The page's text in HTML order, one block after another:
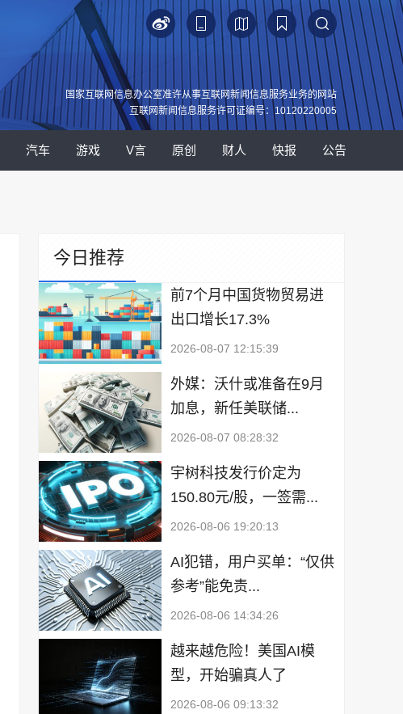
国家互联网信息办公室准许从事互联网新闻信息服务业务的网站
互联网新闻信息服务许可证编号：10120220005
汽车 游戏 V言 原创 财人 快报 公告
今日推荐
前7个月中国货物贸易进
出口增长17.3%
2026-08-07 12:15:39
外媒：沃什或准备在9月
加息，新任美联储...
2026-08-07 08:28:32
宇树科技发行价定为
150.80元/股，一签需...
2026-08-06 19:20:13
AI犯错，用户买单：“仅供
参考”能免责...
2026-08-06 14:34:26
越来越危险！美国AI模
型，开始骗真人了
2026-08-06 09:13:32